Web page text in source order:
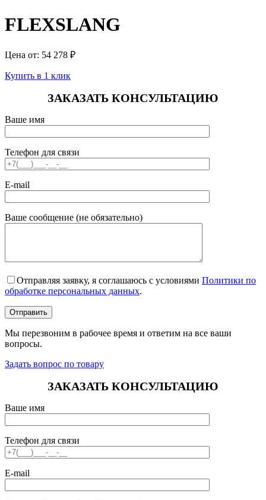
FLEXSLANG
Цена от: 54 278 ₽
Купить в 1 клик
ЗАКАЗАТЬ КОНСУЛЬТАЦИЮ
Ваше имя
Телефон для связи
E-mail
Ваше сообщение (не обязательно)
Отправляя заявку, я соглашаюсь с условиями Политики по
обработке персональных данных.
Мы перезвоним в рабочее время и ответим на все ваши
вопросы.
Задать вопрос по товару
ЗАКАЗАТЬ КОНСУЛЬТАЦИЮ
Ваше имя
Телефон для связи
E-mail